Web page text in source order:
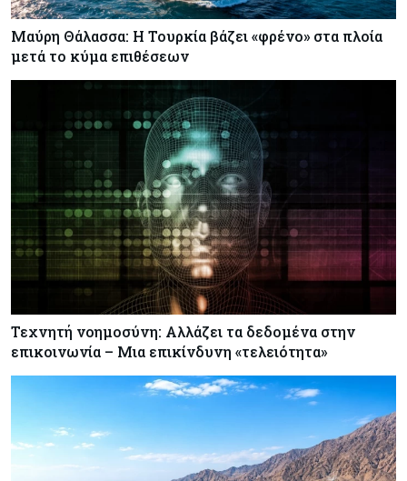
Μαύρη Θάλασσα: Η Τουρκία βάζει «φρένο» στα πλοία
μετά το κύμα επιθέσεων
Τεχνητή νοημοσύνη: Αλλάζει τα δεδομένα στην
επικοινωνία – Μια επικίνδυνη «τελειότητα»